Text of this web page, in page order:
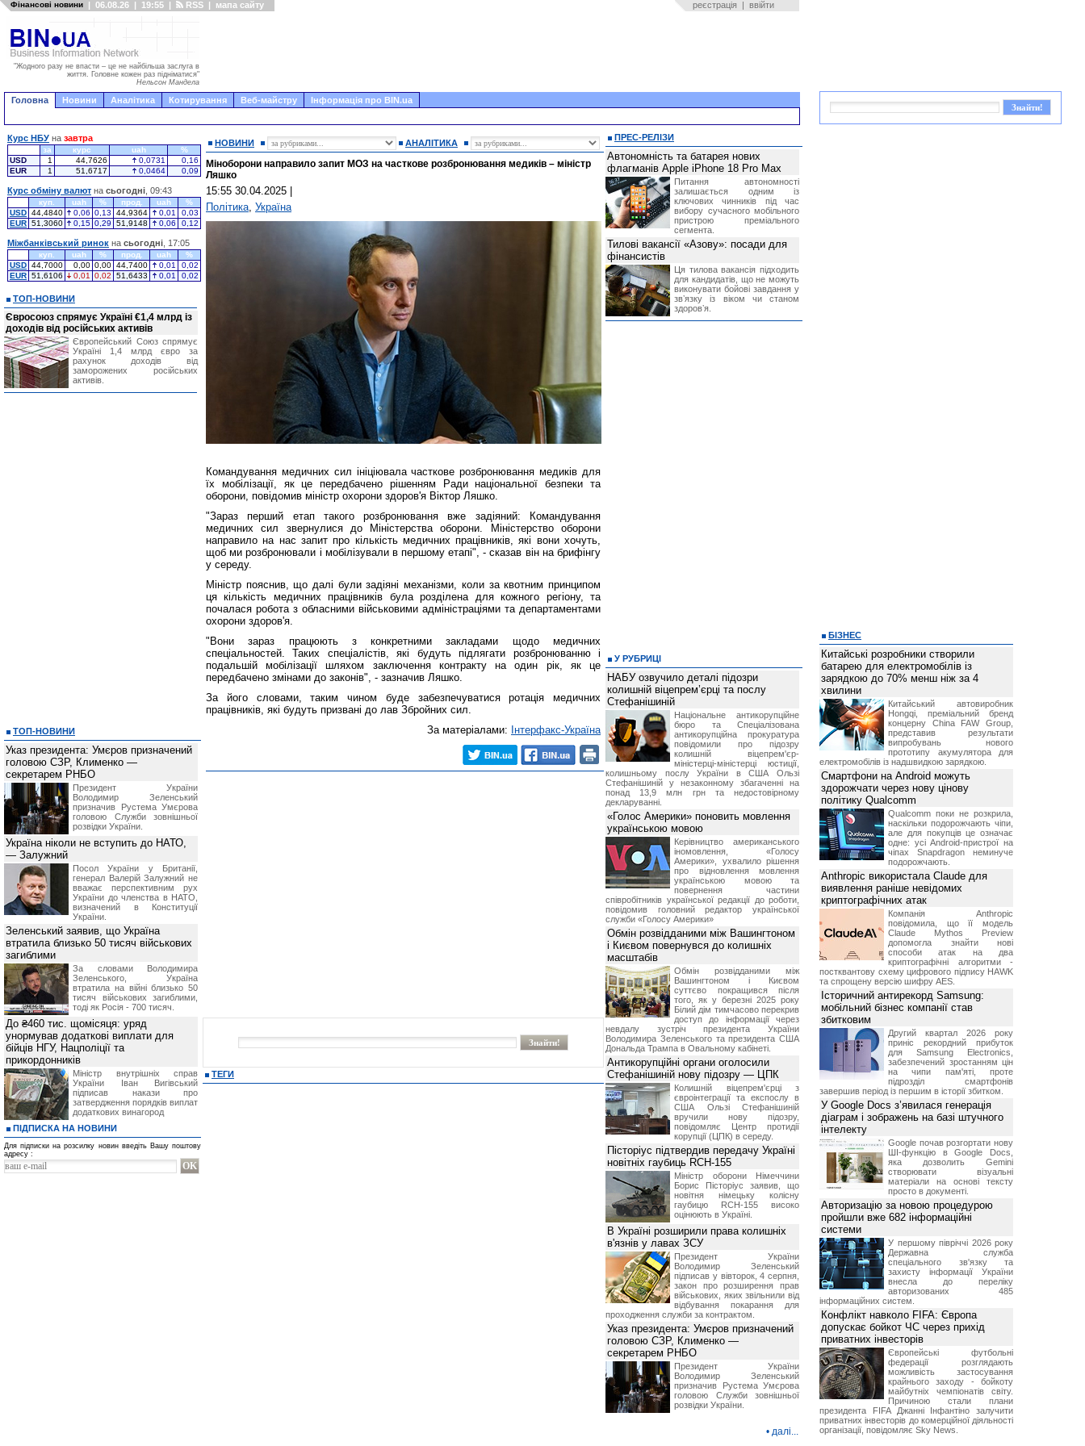
Фінансові новини | 06.08.26 | 19:55 | RSS | мапа сайту реєстрація | ввійти
"Жодного разу не впасти – це не найбільша заслуга в
життя. Головне кожен раз підніматися"
Нельсон Мандела
Головна Новини Аналітика Котирування Веб-майстру Інформація про BIN.ua
НОВИНИ АНАЛІТИКА
Міноборони направило запит МОЗ на часткове розбронювання медиків – міністр
Ляшко
15:55 30.04.2025
Політика, Україна
Командування медичних сил ініціювала часткове розбронювання медиків для
їх мобілізації, як це передбачено рішенням Ради національної безпеки та
оборони, повідомив міністр охорони здоров'я Віктор Ляшко.
"Зараз перший етап такого розбронювання вже задіяний: Командування
медичних сил звернулися до Міністерства оборони. Міністерство оборони
направило на нас запит про кількість медичних працівників, які вони хочуть,
щоб ми розбронювали і мобілізували в першому етапі", - сказав він на брифінгу
у середу.
Міністр пояснив, що далі були задіяні механізми, коли за квотним принципом
ця кількість медичних працівників була розділена для кожного регіону, та
почалася робота з обласними військовими адміністраціями та департаментами
охорони здоров'я.
"Вони зараз працюють з конкретними закладами щодо медичних
спеціальностей. Таких спеціалістів, які будуть підлягати розбронюванню і
подальшій мобілізації шляхом заключення контракту на один рік, як це
передбачено змінами до законів", - зазначив Ляшко.
За його словами, таким чином буде забезпечуватися ротація медичних
працівників, які будуть призвані до лав Збройних сил.
За матеріалами: Інтерфакс-Україна
ТЕГИ
Курс НБУ на завтра
за курс uah
%
USD
1 44,7626 0,0731
0,16
EUR
1 51,6717 0,0464 0,09
Курс обміну валют на сьогодні , 09:43
куп. uah % прод. uah
%
USD 44,4840 0,06 0,13 44,9364 0,01
0,03
EUR 51,3060 0,15 0,29 51,9148 0,06 0,12
Міжбанківський ринок на сьогодні , 17:05
куп. uah % прод. uah
%
USD 44,7000 0,00 0,00 44,7400 0,01
0,02
EUR 51,6106 0,01 0,02 51,6433 0,01 0,02
ТОП-НОВИНИ
Євросоюз спрямує Україні €1,4 млрд із
доходів від російських активів
Європейський Союз спрямує
Україні 1,4 млрд євро за
рахунок доходів від
заморожених російських
активів.
ТОП-НОВИНИ
Указ президента: Умєров призначений
головою СЗР, Клименко —
секретарем РНБО
Президент України
Володимир Зеленський
призначив Pустема Умєрова
головою Служби зовнішньої
розвідки України.
Україна ніколи не вступить до НАТО,
— Залужний
Посол України у Британії,
генерал Валерій Залужний не
вважає перспективним рух
України до членства в НАТО,
визначений в Конституції
України.
Зеленський заявив, що Україна
втратила близько 50 тисяч військових
загиблими
За словами Володимира
Зеленського, Україна
втратила на війні близько 50
тисяч військових загиблими,
тоді як Росія - 700 тисяч.
До ₴460 тис. щомісяця: уряд
унормував додаткові виплати для
бійців НГУ, Нацполіції та
прикордонників
Міністр внутрішніх справ
України Іван Вигівський
підписав накази про
затвердження порядків виплат
додаткових винагород
ПІДПИСКА НА НОВИНИ
Для підписки на розсилку новин введіть Вашу поштову
адресу :
ПРЕС-РЕЛІЗИ
Автономність та батарея нових
флагманів Apple iPhone 18 Pro Max
Питання автономності
залишається одним із
ключових чинників під час
вибору сучасного мобільного
пристрою преміального
сегмента.
Тилові вакансії «Азову»: посади для
фінансистів
Ця тилова вакансія підходить
для кандидатів, що не можуть
виконувати бойові завдання у
звʼязку із віком чи станом
здоровʼя.
У РУБРИЦІ
НАБУ озвучило деталі підозри
колишній віцепрем’єрці та послу
Стефанішиній
Національне антикорупційне
бюро та Спеціалізована
антикорупційна прокуратура
повідомили про підозру
колишній віцепрем'єр-
міністерці-міністерці юстиції,
колишньому послу України в США Ользі
Стефанішиній у незаконному збагаченні на
понад 13,9 млн грн та недостовірному
декларуванні.
«Голос Америки» поновить мовлення
українською мовою
Керівництво американського
іномовлення, «Голосу
Америки», ухвалило рішення
про відновлення мовлення
українською мовою та
повернення частини
співробітників української редакції до роботи,
повідомив головний редактор української
служби «Голосу Америки»
Обмін розвідданими між Вашингтоном
і Києвом повернувся до колишніх
масштабів
Обмін розвідданими між
Вашингтоном і Києвом
суттєво покращився після
того, як у березні 2025 року
Білий дім тимчасово перекрив
доступ до інформації через
невдалу зустріч президента України
Володимира Зеленського та президента США
Дональда Трампа в Овальному кабінеті.
Антикорупційні органи оголосили
Стефанішиній нову підозру — ЦПК
Колишній віцепрем'єрці з
євроінтеграції та експослу в
США Ользі Стефанішиній
вручили нову підозру,
повідомляє Центр протидії
корупції (ЦПК) в середу.
Пісторіус підтвердив передачу Україні
новітніх гаубиць RCH-155
Міністр оборони Німеччини
Борис Пісторіус заявив, що
новітня німецьку колісну
гаубицю RCH-155 високо
оцінюють в Україні.
В Україні розширили права колишніх
в'язнів у лавах ЗСУ
Президент України
Володимир Зеленський
підписав у вівторок, 4 серпня,
закон про розширення прав
військових, яких звільнили від
відбування покарання для
проходження служби за контрактом.
Указ президента: Умєров призначений
головою СЗР, Клименко —
секретарем РНБО
Президент України
Володимир Зеленський
призначив Pустема Умєрова
головою Служби зовнішньої
розвідки України.
• далі...
БІЗНЕС
Китайські розробники створили
батарею для електромобілів із
зарядкою до 70% менш ніж за 4
хвилини
Китайський автовиробник
Hongqi, преміальний бренд
концерну China FAW Group,
представив результати
випробувань нового
прототипу акумулятора для
електромобілів із надшвидкою зарядкою.
Смартфони на Android можуть
здорожчати через нову цінову
політику Qualcomm
Qualcomm поки не розкрила,
наскільки подорожчають чіпи,
але для покупців це означає
одне: усі Android-пристрої на
чіпах Snapdragon неминуче
подорожчають.
Anthropic використала Claude для
виявлення раніше невідомих
криптографічних атак
Компанія Anthropic
повідомила, що її модель
Claude Mythos Preview
допомогла знайти нові
способи атак на два
криптографічні алгоритми -
постквантову схему цифрового підпису HAWK
та спрощену версію шифру AES.
Історичний антирекорд Samsung:
мобільний бізнес компанії став
збитковим
Другий квартал 2026 року
приніс рекордний прибуток
для Samsung Electronics,
забезпечений зростанням цін
на чипи пам'яті, проте
підрозділ смартфонів
завершив період із першим в історії збитком.
У Google Docs з’явилася генерація
діаграм і зображень на базі штучного
інтелекту
Google почав розгортати нову
ШІ-функцію в Google Docs,
яка дозволить Gemini
створювати візуальні
матеріали на основі тексту
просто в документі.
Авторизацію за новою процедурою
пройшли вже 682 інформаційні
системи
У першому півріччі 2026 року
Державна служба
спеціального зв'язку та
захисту інформації України
внесла до переліку
авторизованих 485
інформаційних систем.
Конфлікт навколо FIFA: Європа
допускає бойкот ЧС через прихід
приватних інвесторів
Європейські футбольні
федерації розглядають
можливість застосування
крайнього заходу - бойкоту
майбутніх чемпіонатів світу.
Причиною стали плани
президента FIFA Джанні Інфантіно залучити
приватних інвесторів до комерційної діяльності
організації, повідомляє Sky News.